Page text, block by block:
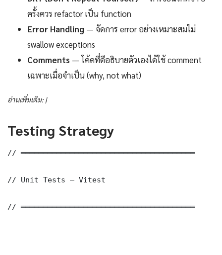
ครั้งควร refactor เป็น function
Error Handling — จัดการ error อย่างเหมาะสมไม่
swallow exceptions
Comments — โค้ดที่ดีอธิบายตัวเองได้ใช้ comment
เฉพาะเมื่อจำเป็น (why, not what)
อ่านเพิ่มเติม: |
Testing Strategy
// ═══════════════════════════════════════
// Unit Tests — Vitest
// ═══════════════════════════════════════